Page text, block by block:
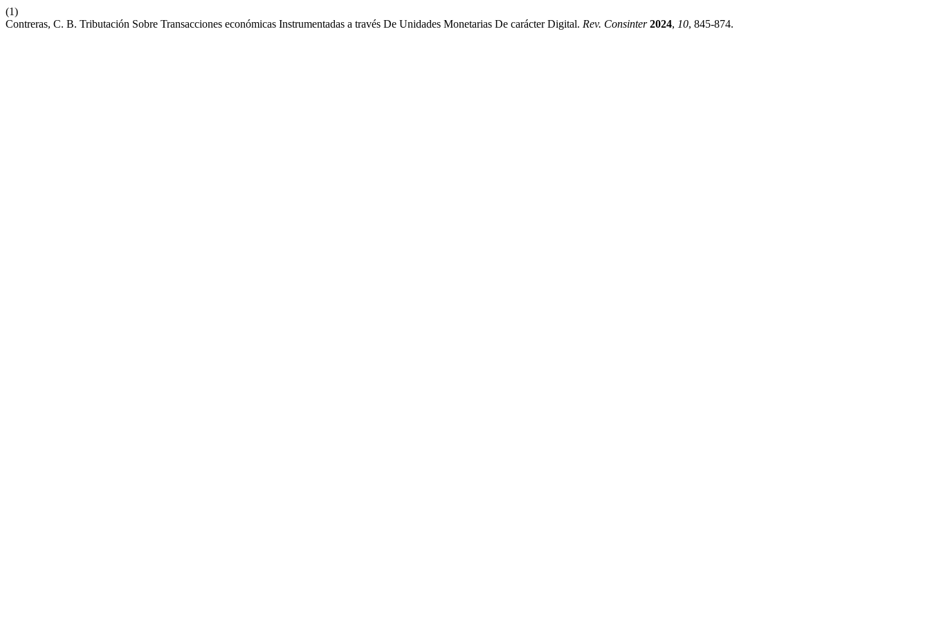
(1)
Contreras, C. B. Tributación Sobre Transacciones económicas Instrumentadas a través De Unidades Monetarias De carácter Digital. Rev. Consinter 2024, 10, 845-874.